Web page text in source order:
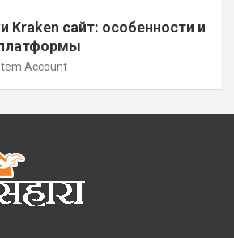
Kraken сайт: особенности и
Account